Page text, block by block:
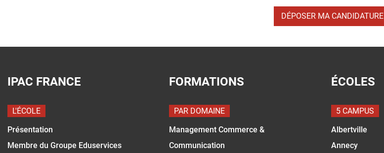
DÉPOSER MA CANDIDATURE
IPAC FRANCE
L'ÉCOLE
Présentation
Membre du Groupe Eduservices
FORMATIONS
PAR DOMAINE
Management Commerce &
Communication
ÉCOLES
5 CAMPUS
Albertville
Annecy